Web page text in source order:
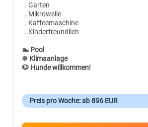
. Garten
. Mikrowelle
. Kaffeemaschine
. Kinderfreundlich
🏊 Pool
❄ Klimaanlage
🐶 Hunde willkommen!
Preis pro Woche: ab 896 EUR